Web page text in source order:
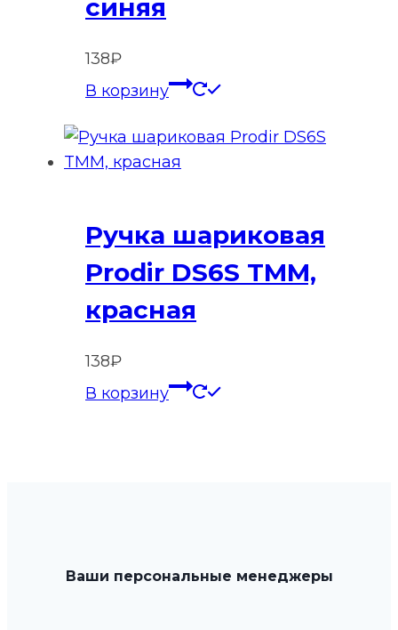
синяя
138₽
В корзину
Ручка шариковая
Prodir DS6S TMM,
красная
138₽
В корзину
Ваши персональные менеджеры